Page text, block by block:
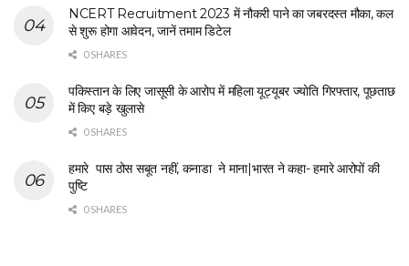
NCERT Recruitment 2023 में नौकरी पाने का जबरदस्त मौका, कल
से शुरू होगा आवेदन, जानें तमाम डिटेल
0 SHARES
पकिस्तान के लिए जासूसी के आरोप में महिला यूट्यूबर ज्योति गिरफ्तार, पूछताछ
में किए बड़े खुलासे
0 SHARES
हमारे पास ठोस सबूत नहीं, कनाडा ने माना|भारत ने कहा- हमारे आरोपों की
पुष्टि
0 SHARES